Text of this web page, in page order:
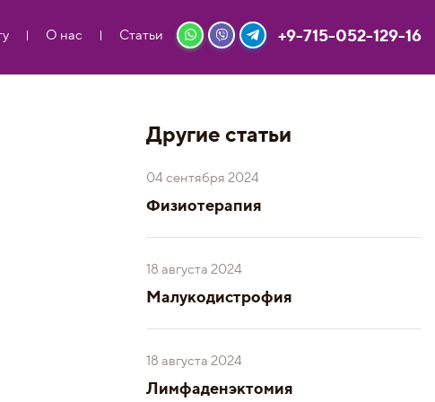
О нас Статьи +9-715-052-129-16
Другие статьи
04 сентября 2024
Физиотерапия
18 августа 2024
Малукодистрофия
18 августа 2024
Лимфаденэктомия